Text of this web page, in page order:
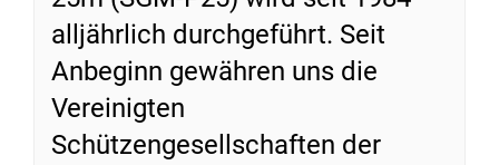
alljährlich durchgeführt. Seit
Anbeginn gewähren uns die
Vereinigten
Schützengesellschaften der